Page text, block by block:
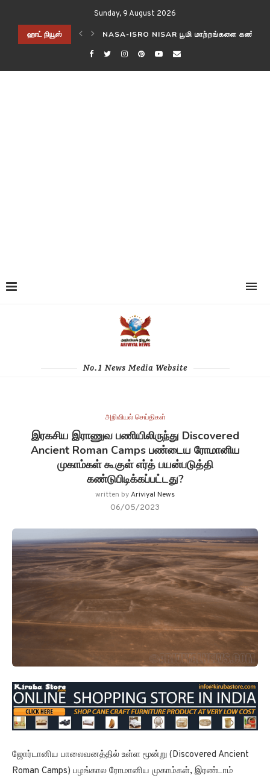
Sunday, 9 August 2026
ஹாட் நியூஸ்
விஞ்ஞானிகள்! NASA-ISRO NISAR பூமி மாற்றங்களை
No.1 News Media Website
அறிவியல் செய்திகள்
இரகசிய இராணுவ பணியிலிருந்து Discovered
Ancient Roman Camps பண்டைய ரோமானிய
முகாம்கள் கூகுள் எர்த் பயன்படுத்தி
கண்டுபிடிக்கப்பட்டது?
written byAriviyal News
06/05/2023
ஜோர்டானிய பாலைவனத்தில் உள்ள மூன்று (Discovered Ancient
Roman Camps) பழங்கால ரோமானிய முகாம்கள், இரண்டாம்